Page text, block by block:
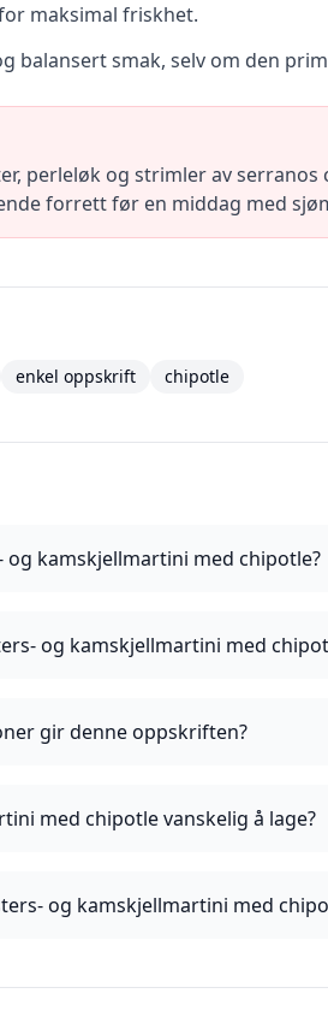
maksimal friskhet.
balansert smak, selv om den
perleløk og strimler av
forrett før en middag med
enkel oppskrift chipotle
kamskjellmartini med chipotle?
og kamskjellmartini med
gir denne oppskriften?
med chipotle vanskelig å lage?
og kamskjellmartini med